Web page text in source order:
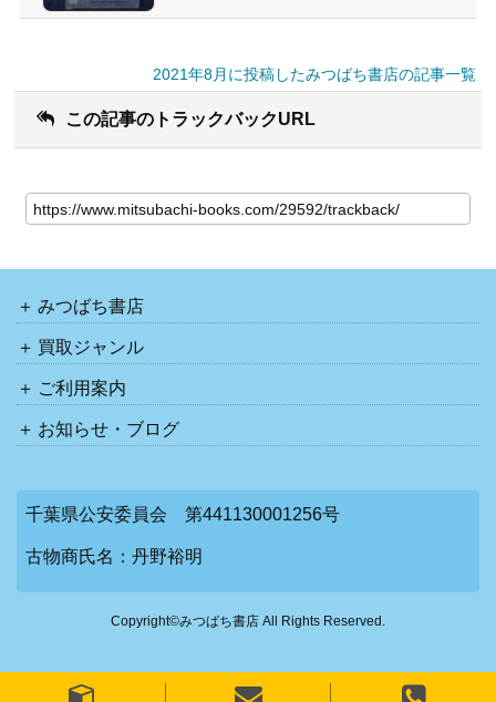
2021年8月に投稿したみつばち書店の記事一覧
この記事のトラックバックURL
みつばち書店
買取ジャンル
ご利用案内
お知らせ・ブログ
千葉県公安委員会 第441130001256号
古物商氏名：丹野裕明
Copyright©みつばち書店 All Rights Reserved.